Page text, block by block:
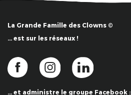
La Grande Famille des Clowns ©
… est sur les réseaux !
… et administre le groupe Facebook :